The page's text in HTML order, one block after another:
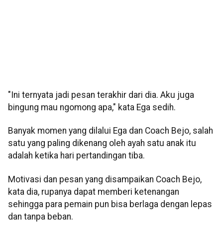
"Ini ternyata jadi pesan terakhir dari dia. Aku juga
bingung mau ngomong apa," kata Ega sedih.
Banyak momen yang dilalui Ega dan Coach Bejo, salah
satu yang paling dikenang oleh ayah satu anak itu
adalah ketika hari pertandingan tiba.
Motivasi dan pesan yang disampaikan Coach Bejo,
kata dia, rupanya dapat memberi ketenangan
sehingga para pemain pun bisa berlaga dengan lepas
dan tanpa beban.